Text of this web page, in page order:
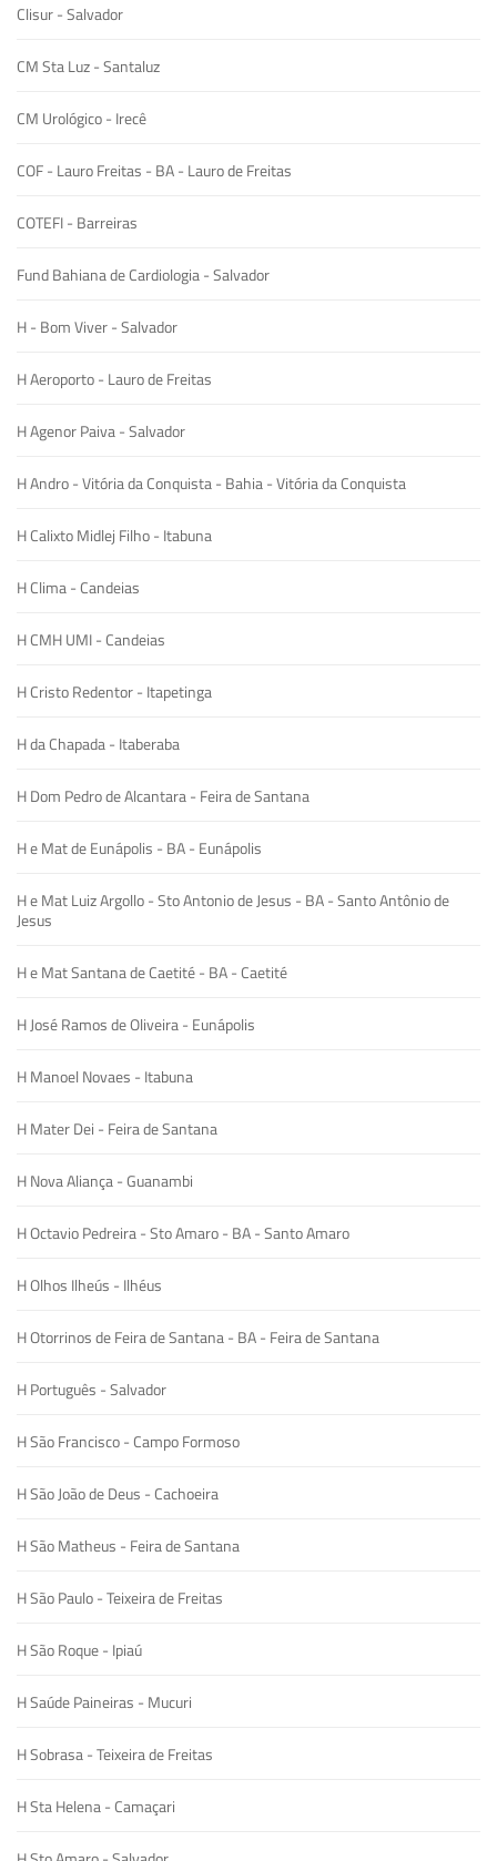
Clisur - Salvador
CM Sta Luz - Santaluz
CM Urológico - Irecê
COF - Lauro Freitas - BA - Lauro de Freitas
COTEFI - Barreiras
Fund Bahiana de Cardiologia - Salvador
H - Bom Viver - Salvador
H Aeroporto - Lauro de Freitas
H Agenor Paiva - Salvador
H Andro - Vitória da Conquista - Bahia - Vitória da Conquista
H Calixto Midlej Filho - Itabuna
H Clima - Candeias
H CMH UMI - Candeias
H Cristo Redentor - Itapetinga
H da Chapada - Itaberaba
H Dom Pedro de Alcantara - Feira de Santana
H e Mat de Eunápolis - BA - Eunápolis
H e Mat Luiz Argollo - Sto Antonio de Jesus - BA - Santo Antônio de
Jesus
H e Mat Santana de Caetité - BA - Caetité
H José Ramos de Oliveira - Eunápolis
H Manoel Novaes - Itabuna
H Mater Dei - Feira de Santana
H Nova Aliança - Guanambi
H Octavio Pedreira - Sto Amaro - BA - Santo Amaro
H Olhos Ilheús - Ilhéus
H Otorrinos de Feira de Santana - BA - Feira de Santana
H Português - Salvador
H São Francisco - Campo Formoso
H São João de Deus - Cachoeira
H São Matheus - Feira de Santana
H São Paulo - Teixeira de Freitas
H São Roque - Ipiaú
H Saúde Paineiras - Mucuri
H Sobrasa - Teixeira de Freitas
H Sta Helena - Camaçari